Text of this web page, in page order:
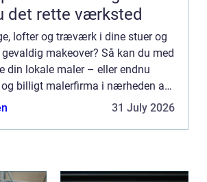
det rette værksted
lofter og træværk i dine stuer og
makeover? Så kan du med
din lokale maler – eller endnu
og billigt malerfirma i nærheden af
jeg vælge et malerfirma til at
31 July 2026